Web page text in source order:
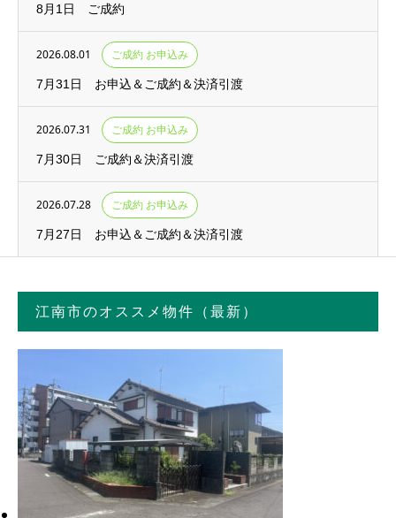
8月1日 ご成約
2026.08.01 ご成約 お申込み
7月31日 お申込＆ご成約＆決済引渡
2026.07.31 ご成約 お申込み
7月30日 ご成約＆決済引渡
2026.07.28 ご成約 お申込み
7月27日 お申込＆ご成約＆決済引渡
江南市のオススメ物件（最新）